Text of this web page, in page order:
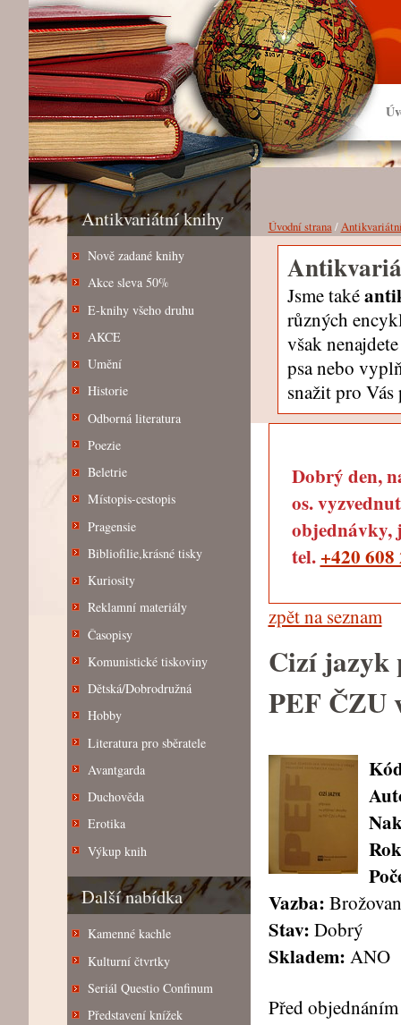
Antikvariátní knihy
Nově zadané knihy
Akce sleva 50%
E-knihy všeho druhu
AKCE
Umění
Historie
Odborná literatura
Poezie
Beletrie
Místopis-cestopis
Pragensie
Bibliofilie,krásné tisky
Kuriosity
Reklamní materiály
Časopisy
Komunistické tiskoviny
Dětská/Dobrodružná
Hobby
Literatura pro sběratele
Avantgarda
Duchověda
Erotika
Výkup knih
Další nabídka
Kamenné kachle
Kulturní čtvrtky
Seriál Questio Confinum
Představení knížek
Úvodní strana/
Jsme také
různých
však
psa nebo
snažit pro
Dobrý den,
os.
objednávky,
tel. +420 608
zpět na seznam
Cizí jazyk
PEF ČZU
Vazba:
Stav: Dobrý
Skladem: ANO
Před